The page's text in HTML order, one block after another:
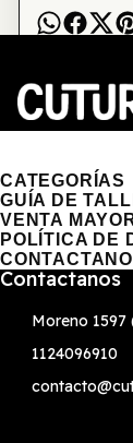
CATEGORÍAS
GUÍA DE
VENTA
POLÍTICA DE
Contactanos
Moreno 1597
1124096910